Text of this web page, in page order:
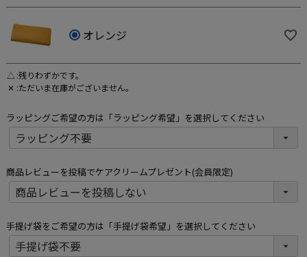
オレンジ
△ 残りわずかです。
✕ ただいま在庫がございません。
ラッピングご希望の方は「ラッピング希望」を選択してください
商品レビューを投稿でケアクリームプレゼント(会員限定)
手提げ袋をご希望の方は「手提げ袋希望」を選択してください